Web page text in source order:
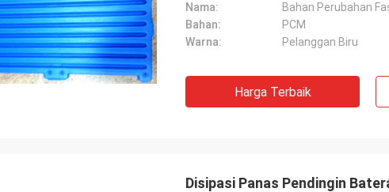
Nama:
Bahan Perubahan
Bahan:
PCM
Warna:
Pelanggan Biru
Harga Terbaik
Disipasi Panas Pendingin